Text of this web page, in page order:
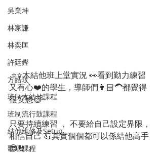
吳業坤
林家謙
林奕匡
許廷鏗
方皓玟
班制木結他課程
班制流行鼓課程
結他維修及Setup
歌唱課程
⭐️⭐️木結他班上堂實況 👀看到勤力練習
又有心❤️的學生，導師們👨🏻‍🦱都覺得
很安慰😌
只要持續練習 ， 不要給自己設定界限，
相信自己 💪其實個個都可以係結他高手
😎🤘 。